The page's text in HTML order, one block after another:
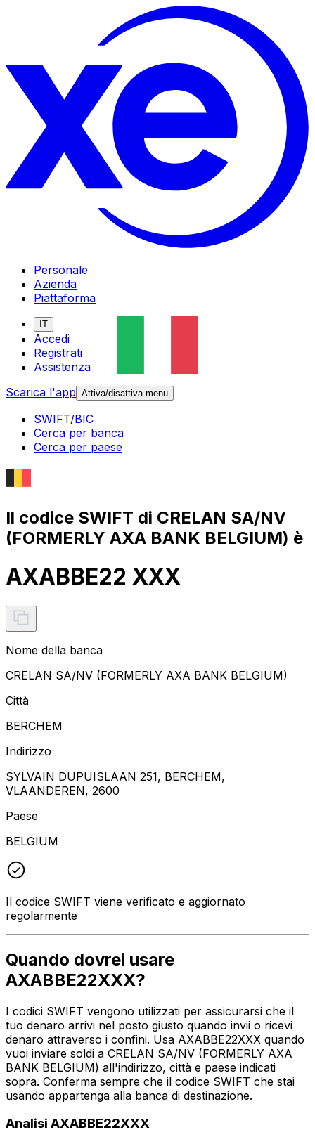
Personale
Azienda
Piattaforma
IT
Accedi
Registrati
Assistenza
Scarica l'app Attiva/disattiva menu
SWIFT/BIC
Cerca per banca
Cerca per paese
Il codice SWIFT di CRELAN SA/NV
(FORMERLY AXA BANK BELGIUM) è
AXABBE22 XXX
Nome della banca
CRELAN SA/NV (FORMERLY AXA BANK BELGIUM)
Città
BERCHEM
Indirizzo
SYLVAIN DUPUISLAAN 251, BERCHEM,
VLAANDEREN, 2600
Paese
BELGIUM
Il codice SWIFT viene verificato e aggiornato
regolarmente
Quando dovrei usare
AXABBE22XXX?
I codici SWIFT vengono utilizzati per assicurarsi che il
tuo denaro arrivi nel posto giusto quando invii o ricevi
denaro attraverso i confini. Usa AXABBE22XXX quando
vuoi inviare soldi a CRELAN SA/NV (FORMERLY AXA
BANK BELGIUM) all'indirizzo, città e paese indicati
sopra. Conferma sempre che il codice SWIFT che stai
usando appartenga alla banca di destinazione.
Analisi AXABBE22XXX